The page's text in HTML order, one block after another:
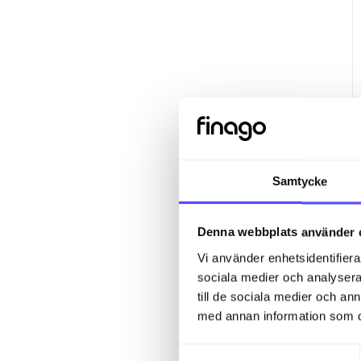
Samtycke
Denna webbplats använder
Vi använder
sociala medier och
till de sociala medier och
med annan information som